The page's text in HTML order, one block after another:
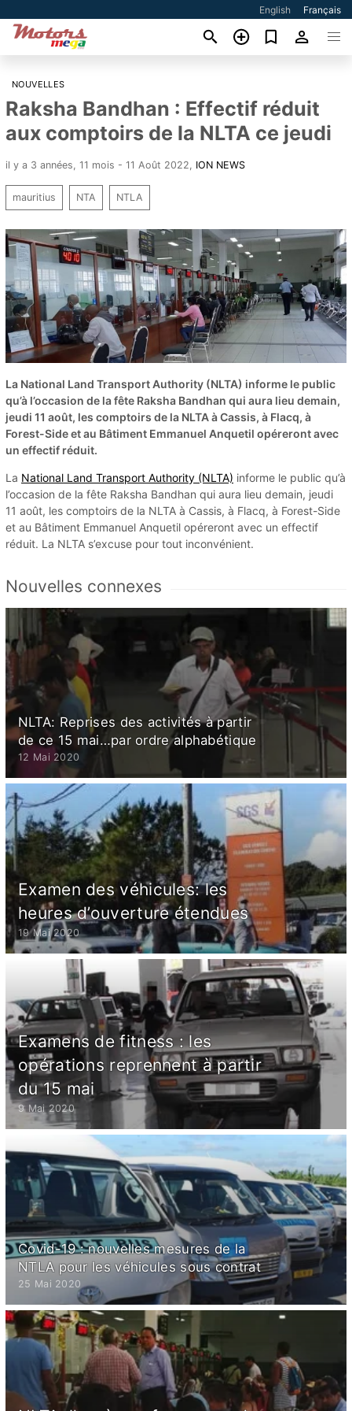
English Français
NOUVELLES
Raksha Bandhan : Effectif réduit
aux comptoirs de la NLTA ce jeudi
il y a 3 années, 11 mois - 11 Août 2022 ION NEWS
mauritius NTA NTLA
La National Land Transport Authority (NLTA) informe le public
qu’à l’occasion de la fête Raksha Bandhan qui aura lieu demain,
jeudi 11 août, les comptoirs de la NLTA à Cassis, à Flacq, à
Forest-Side et au Bâtiment Emmanuel Anquetil opéreront avec
un effectif réduit.
La National Land Transport Authority (NLTA) informe le public qu’à
l’occasion de la fête Raksha Bandhan qui aura lieu demain, jeudi
11 août, les comptoirs de la NLTA à Cassis, à Flacq, à Forest-Side
et au Bâtiment Emmanuel Anquetil opéreront avec un effectif
réduit. La NLTA s’excuse pour tout inconvénient.
Nouvelles connexes
NLTA: Reprises des activités à partir
de ce 15 mai…par ordre alphabétique
12 Mai 2020
Examen des véhicules: les
heures d’ouverture étendues
19 Mai 2020
Examens de fitness : les
opérations reprennent à partir
du 15 mai
9 Mai 2020
Covid-19 : nouvelles mesures de la
NTLA pour les véhicules sous contrat
25 Mai 2020